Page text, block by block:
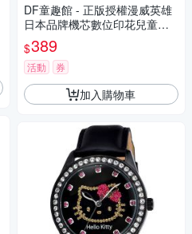
DF童趣館 - 正版授權漫威英雄
日本品牌機芯數位印花兒童手
錶
$389
活動 券
加入購物車